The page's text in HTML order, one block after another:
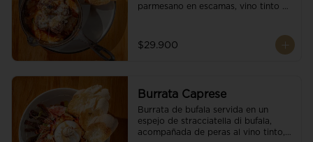
parmesano en escamas, vino tinto y
$29.900
Burrata Caprese
Burrata de bufala servida en un
espejo de stracciatella di bufala,
acompañada de peras al vino tinto,